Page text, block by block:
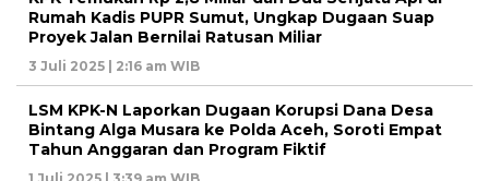
Rumah Kadis PUPR Sumut, Ungkap Dugaan Suap
Proyek Jalan Bernilai Ratusan Miliar
3 Juli 2025 | 2:16 am WIB
LSM KPK-N Laporkan Dugaan Korupsi Dana Desa
Bintang Alga Musara ke Polda Aceh, Soroti Empat
Tahun Anggaran dan Program Fiktif